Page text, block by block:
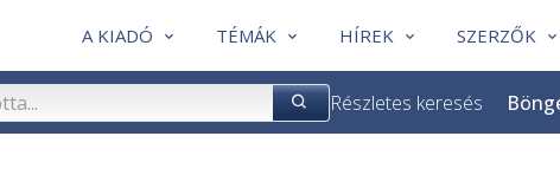
A KIADÓ TÉMÁK HÍREK SZERZŐK
Részletes keresés